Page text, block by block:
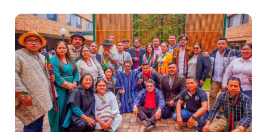
Palmichal, zona rural del municipio de Briceño, al norte de
Antioquia.